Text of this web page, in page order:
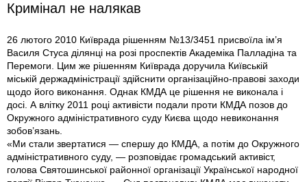
Кримінал не налякав
26 лютого 2010 Київрада рішенням №13/3451 присвоїла ім’я
Василя Стуса ділянці на розі проспектів Академіка Палладіна та
Перемоги. Цим же рішенням Київрада доручила Київській
міській держадміністрації здійснити організаційно-правові заходи
щодо його виконання. Однак КМДА це рішення не виконала і
досі. А влітку 2011 році активісти подали проти КМДА позов до
Окружного адміністративного суду Києва щодо невиконання
зобов’язань.
«Ми стали звертатися — спершу до КМДА, а потім до Окружного
адміністративного суду, — розповідає громадський активіст,
голова Святошинської районної організації Української народної